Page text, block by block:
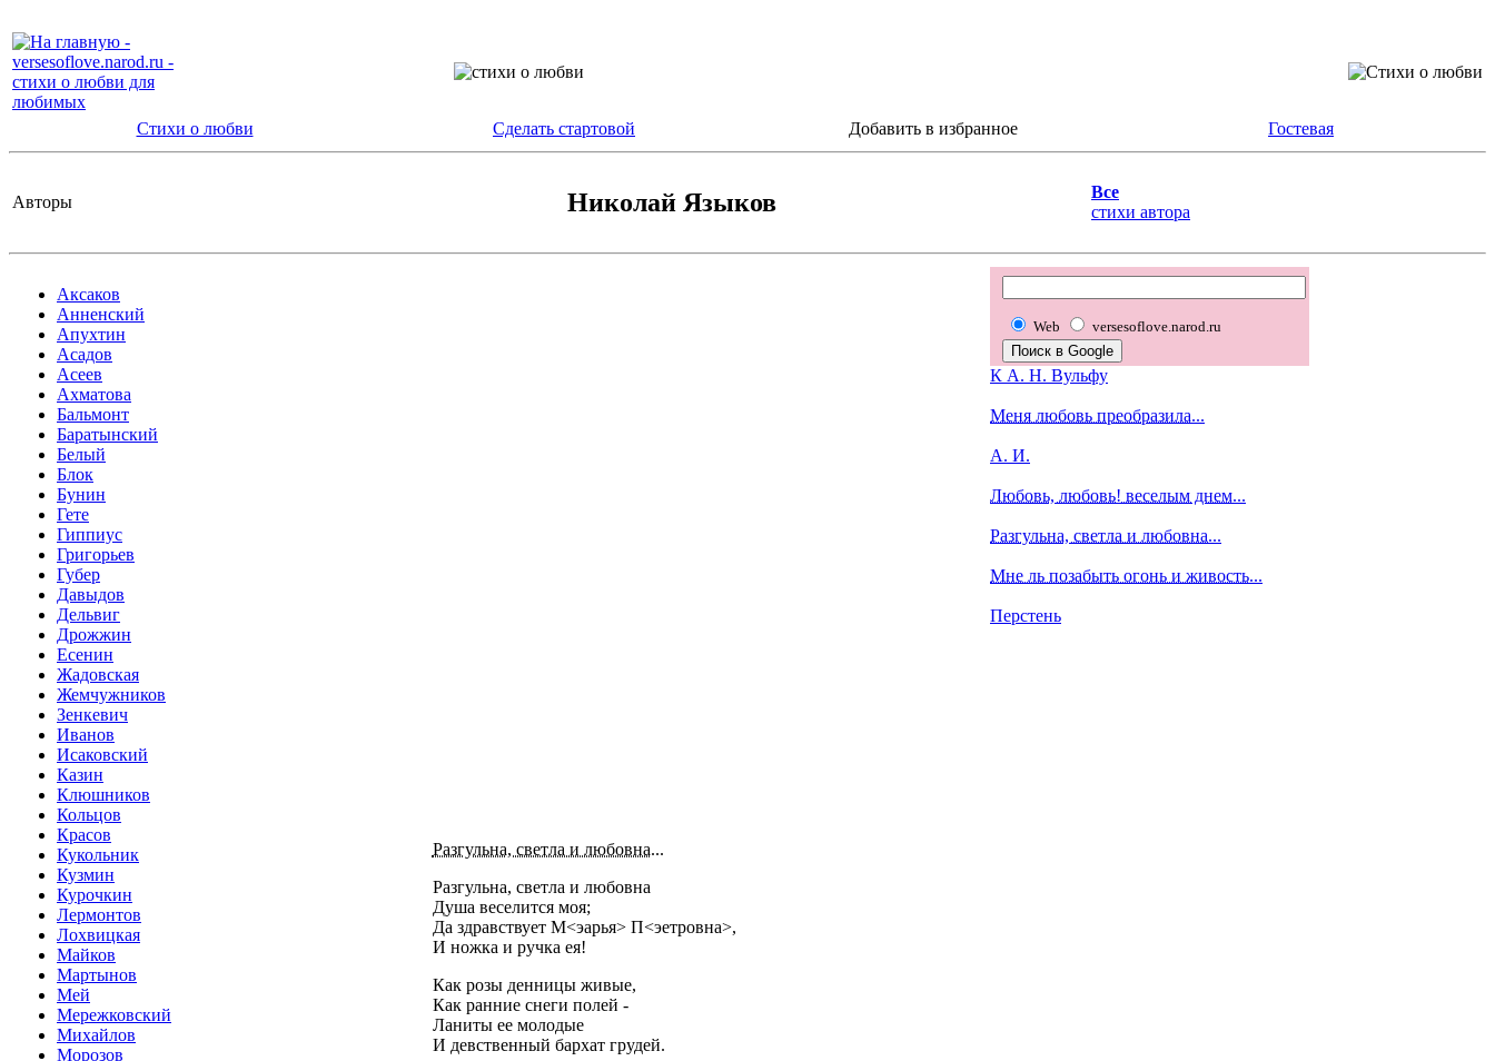
Стихи о любви Сделать стартовой Добавить в избранное Гостевая
Авторы Николай Языков
Все
стихи автора
Аксаков
Анненский
Апухтин
Асадов
Асеев
Ахматова
Бальмонт
Баратынский
Белый
Блок
Бунин
Гете
Гиппиус
Григорьев
Губер
Давыдов
Дельвиг
Дрожжин
Есенин
Жадовская
Жемчужников
Зенкевич
Иванов
Исаковский
Казин
Клюшников
Кольцов
Красов
Кукольник
Кузмин
Курочкин
Лермонтов
Лохвицкая
Майков
Мартынов
Мей
Мережковский
Михайлов
Морозов
Разгульна, светла и любовна...
Разгульна, светла и любовна
Душа веселится моя;
Да здравствует М<эарья> П<эетровна>,
И ножка и ручка ея!
Как розы денницы живые,
Как ранние снеги полей -
Ланиты ее молодые
И девственный бархат грудей.
Web versesoflove.narod.ru
К А. Н. Вульфу
Меня любовь преобразила...
А. И.
Любовь, любовь! веселым днем...
Разгульна, светла и любовна...
Мне ль позабыть огонь и живость...
Перстень